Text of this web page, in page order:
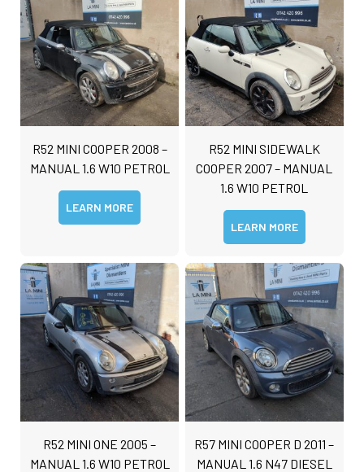
R52 MINI COOPER 2008 –
MANUAL 1.6 W10 PETROL
LEARN MORE
R52 MINI SIDEWALK
COOPER 2007 – MANUAL
1.6 W10 PETROL
LEARN MORE
R52 MINI ONE 2005 –
MANUAL 1.6 W10 PETROL
R57 MINI COOPER D 2011 –
MANUAL 1.6 N47 DIESEL
s
s
a
g
e
Submit